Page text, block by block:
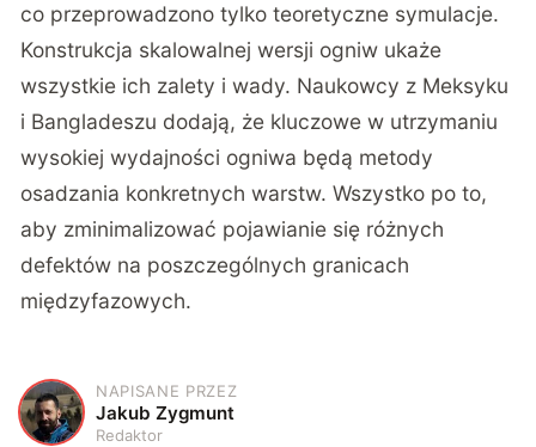
co przeprowadzono tylko teoretyczne symulacje.
Konstrukcja skalowalnej wersji ogniw ukaże
wszystkie ich zalety i wady. Naukowcy z Meksyku
i Bangladeszu dodają, że kluczowe w utrzymaniu
wysokiej wydajności ogniwa będą metody
osadzania konkretnych warstw. Wszystko po to,
aby zminimalizować pojawianie się różnych
defektów na poszczególnych granicach
międzyfazowych.
J
NAPISANE PRZEZ
Jakub Zygmunt
Redaktor